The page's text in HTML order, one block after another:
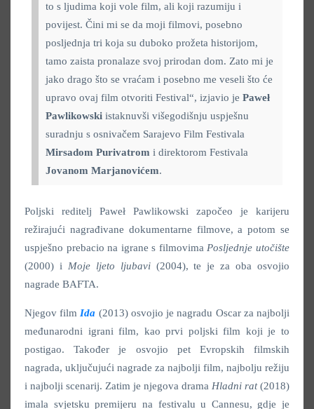
to s ljudima koji vole film, ali koji razumiju i
povijest. Čini mi se da moji filmovi, posebno
posljednja tri koja su duboko prožeta historijom,
tamo zaista pronalaze svoj prirodan dom. Zato mi je
jako drago što se vraćam i posebno me veseli što će
upravo ovaj film otvoriti Festival“, izjavio je Paweł
Pawlikowski istaknuvši višegodišnju uspješnu
suradnju s osnivačem Sarajevo Film Festivala
Mirsadom Purivatrom i direktorom Festivala
Jovanom Marjanovićem.
Poljski reditelj Paweł Pawlikowski započeo je karijeru
režirajući nagrađivane dokumentarne filmove, a potom se
uspješno prebacio na igrane s filmovimaPosljednje utočište
(2000) i Moje ljeto ljubavi(2004), te je za oba osvojio
nagrade BAFTA.
Njegov filmIda (2013) osvojio je nagradu Oscar za najbolji
međunarodni igrani film, kao prvi poljski film koji je to
postigao. Također je osvojio pet Evropskih filmskih
nagrada, uključujući nagrade za najbolji film, najbolju režiju
i najbolji scenarij. Zatim je njegova drama Hladni rat(2018)
imala svjetsku premijeru na festivalu u Cannesu, gdje je